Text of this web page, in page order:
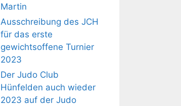
Martin
Ausschreibung des JCH
für das erste
gewichtsoffene Turnier
2023
Der Judo Club
Hünfelden auch wieder
2023 auf der Judo